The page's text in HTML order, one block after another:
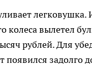
колеса вылетел
рублей. Для
задолго